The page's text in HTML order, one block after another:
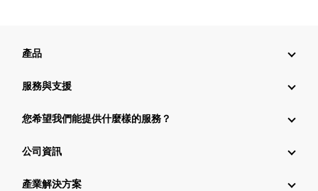
產品
服務與支援
您希望我們能提供什麼樣的服務？
公司資訊
產業解決方案